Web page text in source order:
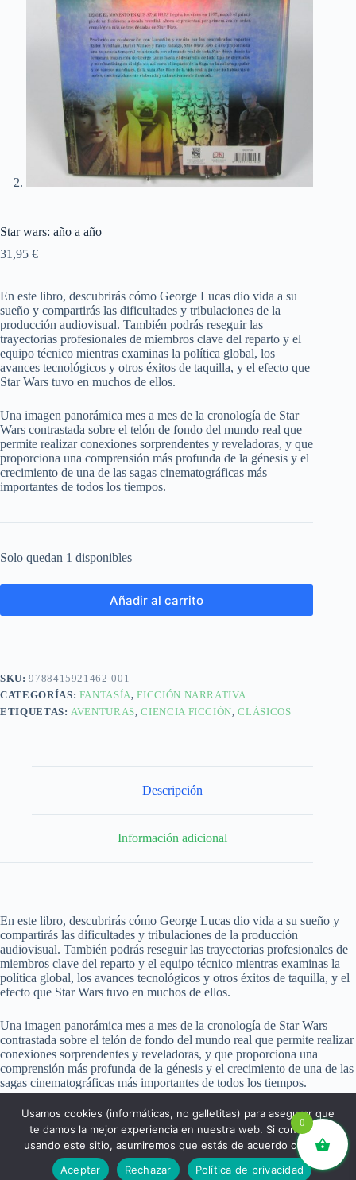
Star wars: año a año
31,95 €
En este libro, descubrirás cómo George Lucas dio vida a su
sueño y compartirás las dificultades y tribulaciones de la
producción audiovisual. También podrás reseguir las
trayectorias profesionales de miembros clave del reparto y el
equipo técnico mientras examinas la política global, los
avances tecnológicos y otros éxitos de taquilla, y el efecto que
Star Wars tuvo en muchos de ellos.
Una imagen panorámica mes a mes de la cronología de Star
Wars contrastada sobre el telón de fondo del mundo real que
permite realizar conexiones sorprendentes y reveladoras, y que
proporciona una comprensión más profunda de la génesis y el
crecimiento de una de las sagas cinematográficas más
importantes de todos los tiempos.
Solo quedan 1 disponibles
Añadir al carrito
SKU:9788415921462-001
CATEGORÍAS: FANTASÍA,FICCIÓN NARRATIVA
ETIQUETAS:AVENTURAS,CIENCIA FICCIÓN,CLÁSICOS
Descripción
Información adicional
En este libro, descubrirás cómo George Lucas dio vida a su sueño y
compartirás las dificultades y tribulaciones de la producción
audiovisual. También podrás reseguir las trayectorias profesionales de
miembros clave del reparto y el equipo técnico mientras examinas la
política global, los avances tecnológicos y otros éxitos de taquilla, y el
efecto que Star Wars tuvo en muchos de ellos.
Una imagen panorámica mes a mes de la cronología de Star Wars
contrastada sobre el telón de fondo del mundo real que permite realizar
conexiones sorprendentes y reveladoras, y que proporciona una
comprensión más profunda de la génesis y el crecimiento de una de las
sagas cinematográficas más importantes de todos los tiempos.
libros.eco © - Desde Barcelona para el mundo 💚 |
0
Usamos cookies (informáticas, no galletitas) para asegurar que
te damos la mejor experiencia en nuestra web. Si continúas
usando este sitio, asumiremos que estás de acuerdo con ello.
Aceptar
Rechazar Política de privacidad